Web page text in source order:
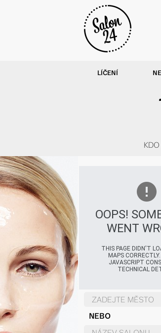
LÍČENÍ
KDO
OOPS!
WENT
THIS PAGE DIDN'T
MAPS
JAVASCRIPT
TECHNICAL
NEBO